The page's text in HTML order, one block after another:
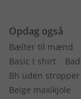
Opdag også
Bælter til mænd
Basic t shirt
Bh uden stropper
Beige maxikjole